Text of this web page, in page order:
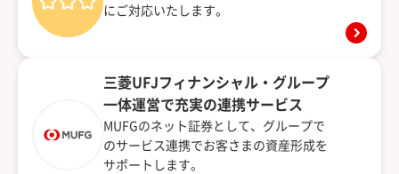
にご対応いたします。
三菱UFJフィナンシャル・グループ
一体運営で充実の連携サービス
MUFGのネット証券として、グループで
のサービス連携でお客さまの資産形成を
サポートします。